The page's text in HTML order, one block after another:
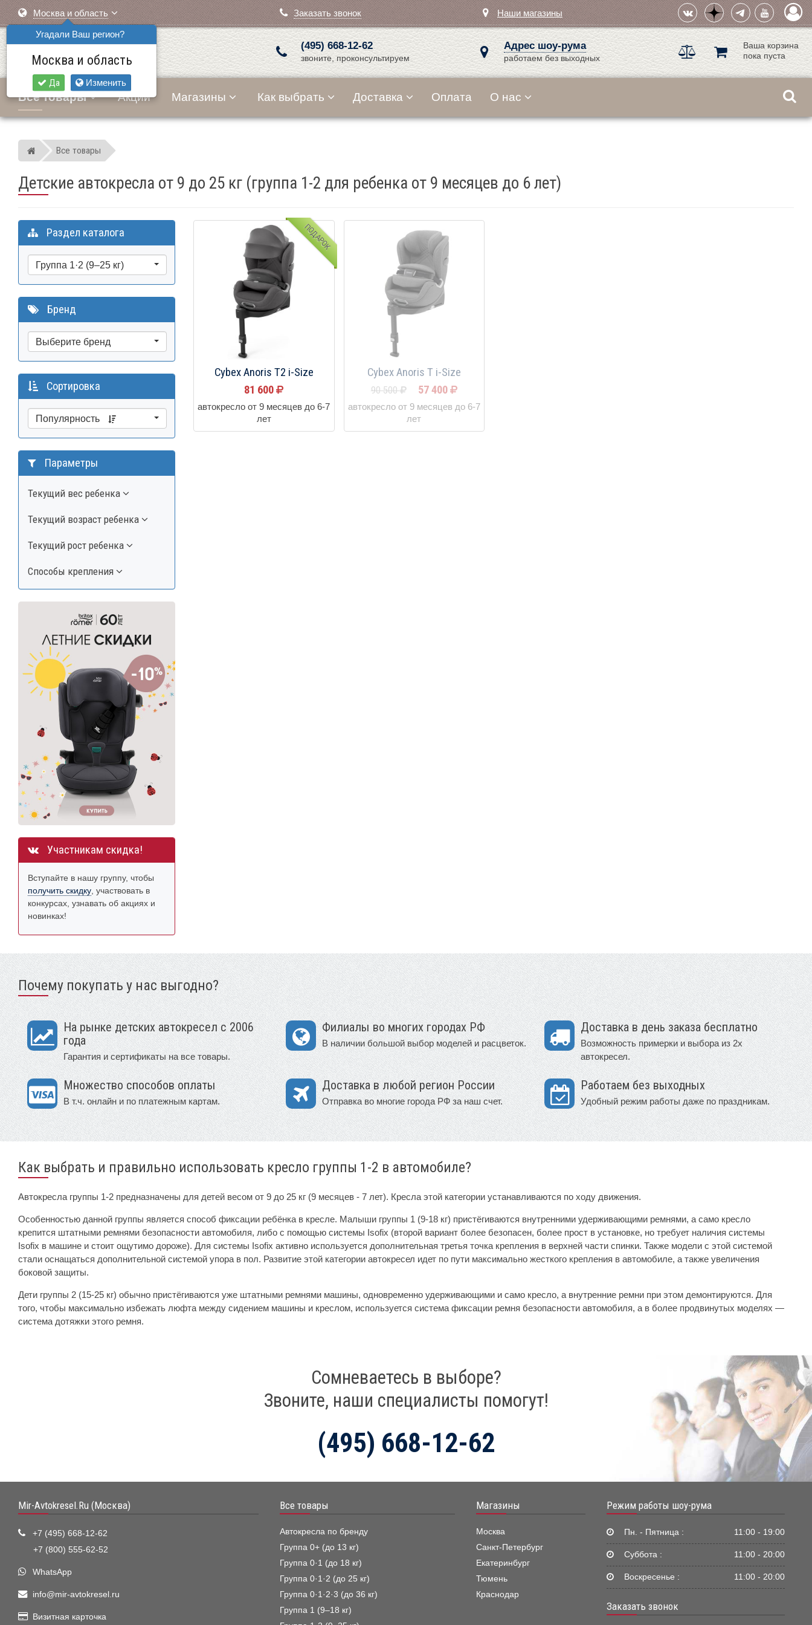
Москва и область
Угадали Ваш регион?
Москва и область
Да Изменить
Заказать звонок Наши магазины
(495) 668-12-62
звоните, проконсультируем
Адрес шоу-рума
работаем без выходных
Ваша корзина
пока пуста
Все товары Акции Магазины Как выбрать Доставка Оплата О нас
Мир детских автокресел
Все товары
Детские автокресла от 9 до 25 кг (группа 1-2 для ребенка от 9 месяцев до 6 лет)
ПОДАРОК
Cybex Anoris T2 i-Size
81 600
автокресло от 9 месяцев до 6-7
лет
Cybex Anoris T i-Size
90 500 57 400
автокресло от 9 месяцев до 6-7
лет
Раздел каталога
Группа 1·2 (9–25 кг)
Бренд
Выберите бренд
Сортировка
Популярность
Параметры
Текущий вес ребенка
Текущий возраст ребенка
Текущий рост ребенка
Способы крепления
Участникам скидка!
Вступайте в нашу группу, чтобы
получить скидку , участвовать в
конкурсах, узнавать об акциях и
новинках!
Почему покупать у нас выгодно?
На рынке детских автокресел с 2006
года
Гарантия и сертификаты на все товары.
Филиалы во многих городах РФ
В наличии большой выбор моделей и расцветок.
Доставка в день заказа бесплатно
Возможность примерки и выбора из 2х
автокресел.
Множество способов оплаты
В т.ч. онлайн и по платежным картам.
Доставка в любой регион России
Отправка во многие города РФ за наш счет.
Работаем без выходных
Удобный режим работы даже по праздникам.
Как выбрать и правильно использовать кресло группы 1-2 в автомобиле?
Автокресла группы 1-2 предназначены для детей весом от 9 до 25 кг (9 месяцев - 7 лет). Кресла этой категории устанавливаются по ходу движения.
Особенностью данной группы является способ фиксации ребёнка в кресле. Малыши группы 1 (9-18 кг) пристёгиваются внутренними удерживающими ремнями, а само кресло
крепится штатными ремнями безопасности автомобиля, либо с помощью системы Isofix (второй вариант более безопасен, более прост в установке, но требует наличия системы
Isofix в машине и стоит ощутимо дороже). Для системы Isofix активно используется дополнительная третья точка крепления в верхней части спинки. Также модели с этой системой
стали оснащаться дополнительной системой упора в пол. Развитие этой категории автокресел идет по пути максимально жесткого крепления в автомобиле, а также увеличения
боковой защиты.
Дети группы 2 (15-25 кг) обычно пристёгиваются уже штатными ремнями машины, одновременно удерживающими и само кресло, а внутренние ремни при этом демонтируются. Для
того, чтобы максимально избежать люфта между сидением машины и креслом, используется система фиксации ремня безопасности автомобиля, а в более продвинутых моделях —
система дотяжки этого ремня.
Сомневаетесь в выборе?
Звоните, наши специалисты помогут!
(495) 668-12-62
Mir-Avtokresel.Ru (Москва)
+7 (495) 668-12-62
+7 (800) 555-62-52
WhatsApp
info@mir-avtokresel.ru
Визитная карточка
Все товары
Автокресла по бренду
Группа 0+ (до 13 кг)
Группа 0·1 (до 18 кг)
Группа 0·1·2 (до 25 кг)
Группа 0·1·2·3 (до 36 кг)
Группа 1 (9–18 кг)
Магазины
Москва
Санкт-Петербург
Екатеринбург
Тюмень
Краснодар
Режим работы шоу-рума
Пн. - Пятница : 11:00 - 19:00
Суббота : 11:00 - 20:00
Воскресенье : 11:00 - 20:00
Заказать звонок